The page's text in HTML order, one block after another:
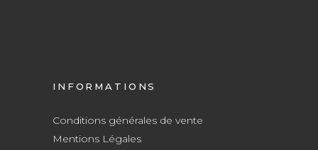
INFORMATIONS
Conditions générales de vente
Mentions Légales